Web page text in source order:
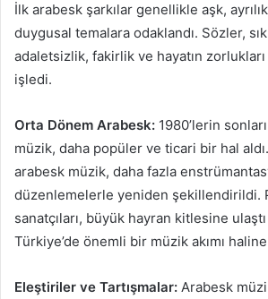
İlk arabesk şarkılar genellikle aşk,
duygusal temalara odaklandı. Sözler,
adaletsizlik, fakirlik ve hayatın
işledi.
Orta Dönem Arabesk: 1980’lerin
müzik, daha popüler ve ticari bir hal
arabesk müzik, daha fazla
düzenlemelerle yeniden şekillendirildi.
sanatçıları, büyük hayran kitlesine
Türkiye’de önemli bir müzik akımı
Eleştiriler ve Tartışmalar: Arabesk